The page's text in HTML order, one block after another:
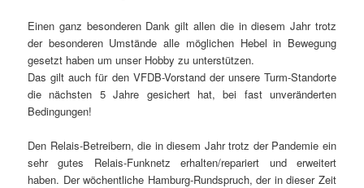
Einen ganz besonderen Dank gilt allen die in diesem Jahr trotz
der besonderen Umstände alle möglichen Hebel in Bewegung
gesetzt haben um unser Hobby zu unterstützen.
Das gilt auch für den VFDB-Vorstand der unsere Turm-Standorte
die nächsten 5 Jahre gesichert hat, bei fast unveränderten
Bedingungen!
Den Relais-Betreibern, die in diesem Jahr trotz der Pandemie ein
sehr gutes Relais-Funknetz erhalten/repariert und erweitert
haben. Der wöchentliche Hamburg-Rundspruch, der in dieser Zeit